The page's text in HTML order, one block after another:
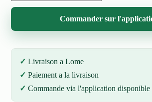
Commander sur
Livraison a Lome
Paiement a la livraison
Commande via l'application disponible